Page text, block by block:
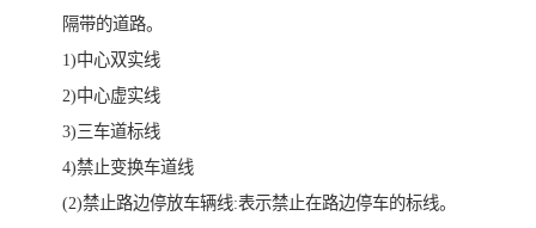
隔带的道路。
1)中心双实线
2)中心虚实线
3)三车道标线
4)禁止变换车道线
(2)禁止路边停放车辆线:表示禁止在路边停车的标线。